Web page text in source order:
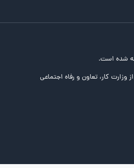
شده است.
وزارت کار، تعاون و رفاه اجتماعی